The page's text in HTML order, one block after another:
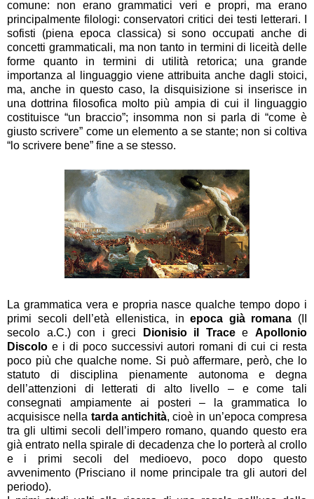
comune: non erano grammatici veri e propri, ma erano
principalmente filologi: conservatori critici dei testi letterari. I
sofisti (piena epoca classica) si sono occupati anche di
concetti grammaticali, ma non tanto in termini di liceità delle
forme quanto in termini di utilità retorica; una grande
importanza al linguaggio viene attribuita anche dagli stoici,
ma, anche in questo caso, la disquisizione si inserisce in
una dottrina filosofica molto più ampia di cui il linguaggio
costituisce “un braccio”; insomma non si parla di “come è
giusto scrivere” come un elemento a se stante; non si coltiva
“lo scrivere bene” fine a se stesso.
La grammatica vera e propria nasce qualche tempo dopo i
primi secoli dell’età ellenistica, inepoca già romana (II
secolo a.C.) con i greci
Dionisio il TraceeApollonio
Discolo e i di poco successivi autori romani di cui ci resta
poco più che qualche nome. Si può affermare, però, che lo
statuto di disciplina pienamente autonoma e degna
dell’attenzioni di letterati di alto livello – e come tali
consegnati ampiamente ai posteri – la grammatica lo
acquisisce nella tarda antichità, cioè in un’epoca compresa
tra gli ultimi secoli dell’impero romano, quando questo era
già entrato nella spirale di decadenza che lo porterà al crollo
e i primi secoli del medioevo, poco dopo questo
avvenimento (Prisciano il nome principale tra gli autori del
periodo).